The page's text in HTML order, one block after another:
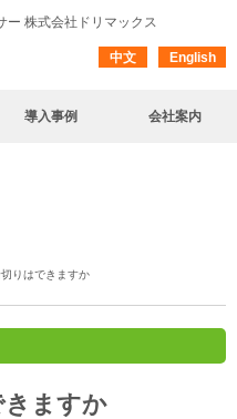
ー 株式会社ドリマックス
中文 English
導入事例 会社案内
りはできますか
ますか